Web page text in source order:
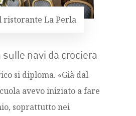
ristorante La Perla
sulle navi da crociera
si diploma. «Già dal
avevo iniziato a fare
soprattutto nei